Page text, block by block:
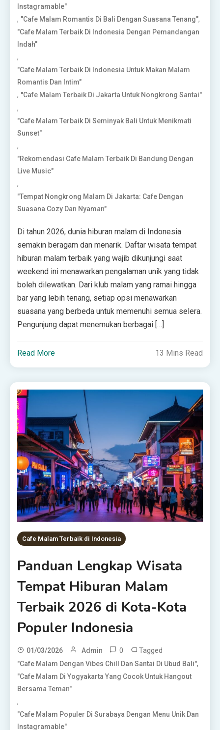
Instagramable"
, "Cafe Malam Romantis Di Bali Dengan Suasana Tenang",
"Cafe Malam Terbaik Di Indonesia Dengan Pemandangan
Indah"
,
"Cafe Malam Terbaik Di Indonesia Untuk Makan Malam
Romantis Dan Intim"
, "Cafe Malam Terbaik Di Jakarta Untuk Nongkrong Santai"
,
"Cafe Malam Terbaik Di Seminyak Bali Untuk Menikmati
Sunset"
,
"Rekomendasi Cafe Malam Terbaik Di Bandung Dengan
Live Music"
,
"Tempat Nongkrong Malam Di Jakarta: Cafe Dengan
Suasana Cozy Dan Nyaman"
Di tahun 2026, dunia hiburan malam di Indonesia
semakin beragam dan menarik. Daftar wisata tempat
hiburan malam terbaik yang wajib dikunjungi saat
weekend ini menawarkan pengalaman unik yang tidak
boleh dilewatkan. Dari klub malam yang ramai hingga
bar yang lebih tenang, setiap opsi menawarkan
suasana yang berbeda untuk memenuhi semua selera.
Pengunjung dapat menemukan berbagai […]
Read More 13 Mins Read
Cafe Malam Terbaik di Indonesia
Panduan Lengkap Wisata
Tempat Hiburan Malam
Terbaik 2026 di Kota-Kota
Populer Indonesia
01/03/2026 Admin 0 Tagged
"Cafe Malam Dengan Vibes Chill Dan Santai Di Ubud Bali",
"Cafe Malam Di Yogyakarta Yang Cocok Untuk Hangout
Bersama Teman"
,
"Cafe Malam Populer Di Surabaya Dengan Menu Unik Dan
Instagramable"